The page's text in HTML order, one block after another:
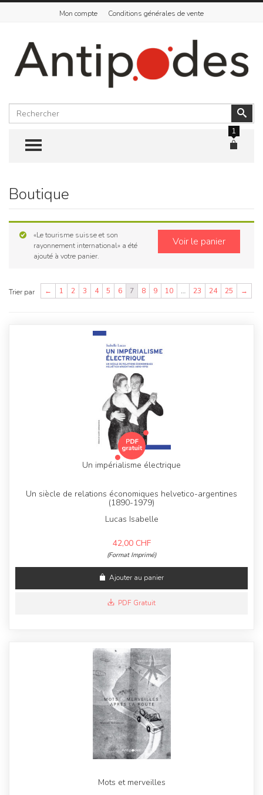
Mon compte Conditions générales de vente
Rechercher
TOGGLE MENU
1
Skip
content
Boutique
Voir le panier
«Le tourisme suisse et son
rayonnement international» a été
ajouté à votre panier.
Trier par
Un impérialisme électrique
Un siècle de relations économiques helvetico-argentines
(1890-1979)
Lucas Isabelle
42,00 CHF
(Format Imprimé)
Ajouter au panier
PDF Gratuit
Mots et merveilles
← 1 2 3 4 5 6 7 8 9 10 … 23 24 25 →